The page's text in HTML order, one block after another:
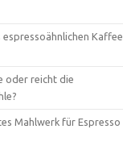
espressoähnlichen Kaffee
oder reicht die
Mahlwerk für Espresso